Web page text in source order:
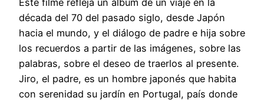
Este filme refleja un álbum de un viaje en la
década del 70 del pasado siglo, desde Japón
hacia el mundo, y el diálogo de padre e hija sobre
los recuerdos a partir de las imágenes, sobre las
palabras, sobre el deseo de traerlos al presente.
Jiro, el padre, es un hombre japonés que habita
con serenidad su jardín en Portugal, país donde